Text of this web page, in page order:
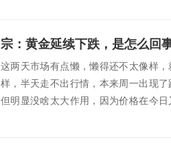
宗：黄金延续下跌，是怎么回
这两天市场有点懒，懒得还不太像样
样，半天走不出行情，本来周一出现
但明显没啥太大作用，因为价格在今